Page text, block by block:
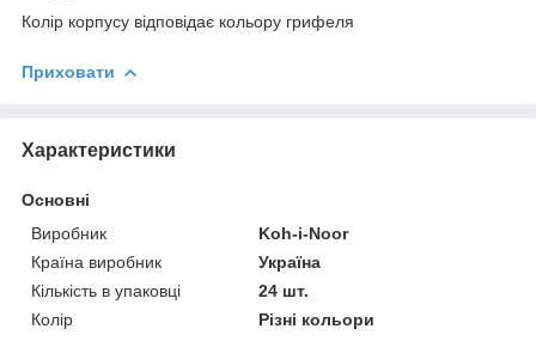
Колір корпусу відповідає кольору грифеля
Приховати
Характеристики
Основні
Виробник
Koh-i-Noor
Країна виробник
Україна
Кількість в упаковці
24 шт.
Колір
Різні кольори